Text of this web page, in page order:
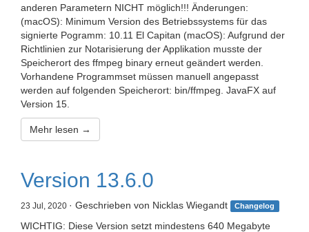
anderen Parametern NICHT möglich!!! Änderungen:
(macOS): Minimum Version des Betriebssystems für das
signierte Pogramm: 10.11 El Capitan (macOS): Aufgrund der
Richtlinien zur Notarisierung der Applikation musste der
Speicherort des ffmpeg binary erneut geändert werden.
Vorhandene Programmset müssen manuell angepasst
werden auf folgenden Speicherort: bin/ffmpeg. JavaFX auf
Version 15.
Mehr lesen →
Version 13.6.0
23 Jul, 2020 · Geschrieben von Nicklas Wiegandt Changelog
WICHTIG: Diese Version setzt mindestens 640 Megabyte